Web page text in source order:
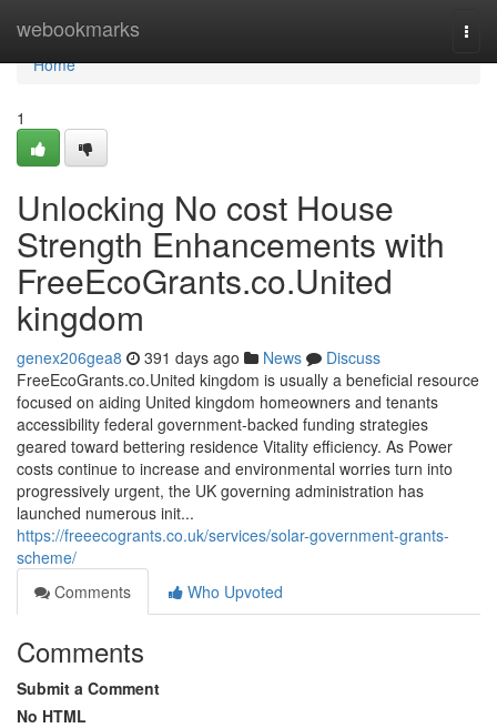
webookmarks
Home
Home
1
Unlocking No cost House
Strength Enhancements with
FreeEcoGrants.co.United
kingdom
genex206gea8 391 days ago News
Discuss
FreeEcoGrants.co.United kingdom is usually a beneficial resource
focused on aiding United kingdom homeowners and tenants
accessibility federal government-backed funding strategies
geared toward bettering residence Vitality efficiency. As Power
costs continue to increase and environmental worries turn into
progressively urgent, the UK governing administration has
launched numerous init...
https://freeecogrants.co.uk/services/solar-government-grants-
scheme/
Comments
Who Upvoted
Comments
Submit a Comment
No HTML